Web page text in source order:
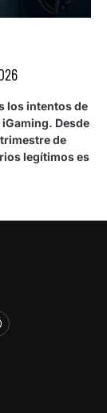
los intentos de
Desde
de
legítimos es